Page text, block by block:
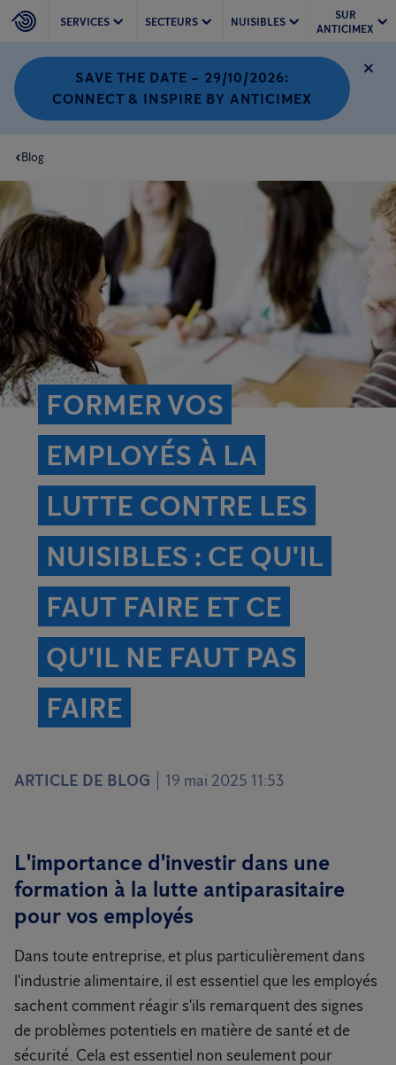
SERVICES SECTEURS NUISIBLES
SUR
ANTICIMEX
SAVE THE DATE – 29/10/2026:
CONNECT & INSPIRE BY ANTICIMEX
Blog
FORMER VOS
EMPLOYÉS À LA
LUTTE CONTRE LES
NUISIBLES : CE QU'IL
FAUT FAIRE ET CE
QU'IL NE FAUT PAS
FAIRE
ARTICLE DE BLOG 19 mai 2025 11:53
L'importance d'investir dans une
formation à la lutte antiparasitaire
pour vos employés
Dans toute entreprise, et plus particulièrement dans
l'industrie alimentaire, il est essentiel que les employés
sachent comment réagir s'ils remarquent des signes
de problèmes potentiels en matière de santé et de
sécurité. Cela est essentiel non seulement pour